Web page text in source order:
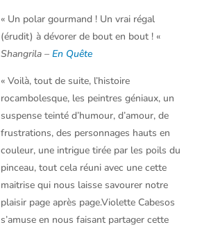
« Un polar gourmand ! Un vrai régal
(érudit) à dévorer de bout en bout ! «
Shangrila – En Quête
« Voilà, tout de suite, l’histoire
rocambolesque, les peintres géniaux, un
suspense teinté d’humour, d’amour, de
frustrations, des personnages hauts en
couleur, une intrigue tirée par les poils du
pinceau, tout cela réuni avec une cette
maitrise qui nous laisse savourer notre
plaisir page après page.Violette Cabesos
s’amuse en nous faisant partager cette